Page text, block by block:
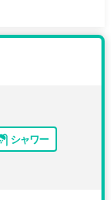
シャワー